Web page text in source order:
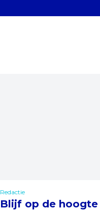
Redactie
Blijf op de